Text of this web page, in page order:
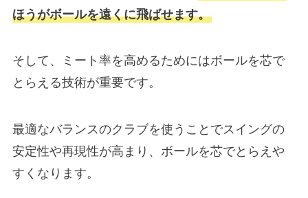
ほうがボールを遠くに飛ばせます。
そして、ミート率を高めるためにはボールを芯で
とらえる技術が重要です。
最適なバランスのクラブを使うことでスイングの
安定性や再現性が高まり、ボールを芯でとらえや
すくなります。